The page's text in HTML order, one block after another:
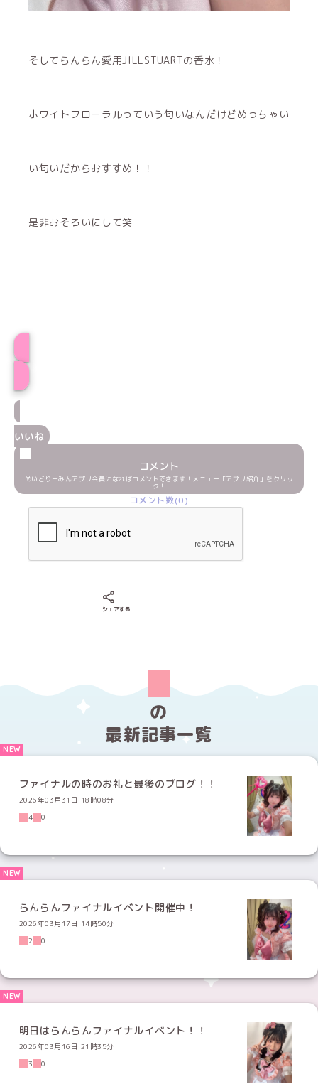
そしてらんらん愛用JILLSTUARTの香水！
ホワイトフローラルっていう匂いなんだけどめっちゃい
い匂いだからおすすめ！！
是非おそろいにして笑
いいね
コメント
めいどりーみんアプリ会員になればコメントできます！メニュー「アプリ紹介」をクリッ
ク！
コメント数(0)
シェアする
の
最新記事一覧
ファイナルの時のお礼と最後のブログ！！
2026年03月31日 18時08分
4
0
らんらんファイナルイベント開催中！
2026年03月17日 14時50分
2
0
明日はらんらんファイナルイベント！！
2026年03月16日 21時35分
3
0